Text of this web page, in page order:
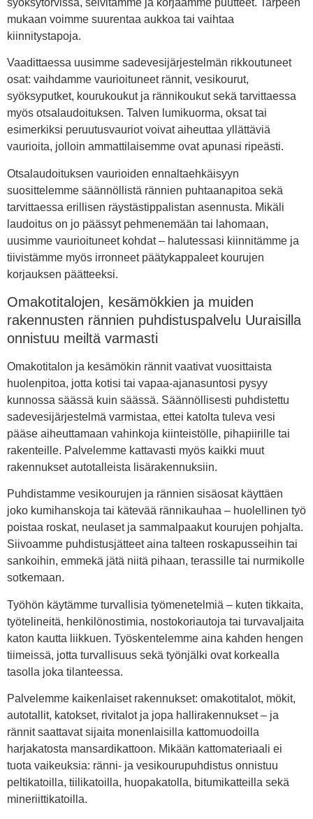
mukaan voimme suurentaa aukkoa tai vaihtaa
kiinnitystapoja.
Vaadittaessa uusimme sadevesijärjestelmän rikkoutuneet
osat: vaihdamme vaurioituneet rännit, vesikourut,
syöksyputket, kourukoukut ja rännikoukut sekä tarvittaessa
myös otsalaudoituksen. Talven lumikuorma, oksat tai
esimerkiksi peruutusvauriot voivat aiheuttaa yllättäviä
vaurioita, jolloin ammattilaisemme ovat apunasi ripeästi.
Otsalaudoituksen vaurioiden ennaltaehkäisyyn
suosittelemme säännöllistä rännien puhtaanapitoa sekä
tarvittaessa erillisen räystästippalistan asennusta. Mikäli
laudoitus on jo päässyt pehmenemään tai lahomaan,
uusimme vaurioituneet kohdat – halutessasi kiinnitämme ja
tiivistämme myös irronneet päätykappaleet kourujen
korjauksen päätteeksi.
Omakotitalojen, kesämökkien ja muiden
rakennusten rännien puhdistuspalvelu Uuraisilla
onnistuu meiltä varmasti
Omakotitalon ja kesämökin rännit vaativat vuosittaista
huolenpitoa, jotta kotisi tai vapaa-ajanasuntosi pysyy
kunnossa säässä kuin säässä. Säännöllisesti puhdistettu
sadevesijärjestelmä varmistaa, ettei katolta tuleva vesi
pääse aiheuttamaan vahinkoja kiinteistölle, pihapiirille tai
rakenteille. Palvelemme kattavasti myös kaikki muut
rakennukset autotalleista lisärakennuksiin.
Puhdistamme vesikourujen ja rännien sisäosat käyttäen
joko kumihanskoja tai kätevää rännikauhaa – huolellinen työ
poistaa roskat, neulaset ja sammalpaakut kourujen pohjalta.
Siivoamme puhdistusjätteet aina talteen roskapusseihin tai
sankoihin, emmekä jätä niitä pihaan, terassille tai nurmikolle
sotkemaan.
Työhön käytämme turvallisia työmenetelmiä – kuten tikkaita,
työtelineitä, henkilönostimia, nostokoriautoja tai turvavaljaita
katon kautta liikkuen. Työskentelemme aina kahden hengen
tiimeissä, jotta turvallisuus sekä työnjälki ovat korkealla
tasolla joka tilanteessa.
Palvelemme kaikenlaiset rakennukset: omakotitalot, mökit,
autotallit, katokset, rivitalot ja jopa hallirakennukset – ja
rännit saattavat sijaita monenlaisilla kattomuodoilla
harjakatosta mansardikattoon. Mikään kattomateriaali ei
tuota vaikeuksia: ränni- ja vesikourupuhdistus onnistuu
peltikatoilla, tiilikatoilla, huopakatolla, bitumikatteilla sekä
mineriittikatoilla.